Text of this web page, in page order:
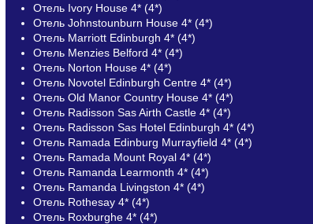
Отель Ivory House 4* (4*)
Отель Johnstounburn House 4* (4*)
Отель Marriott Edinburgh 4* (4*)
Отель Menzies Belford 4* (4*)
Отель Norton House 4* (4*)
Отель Novotel Edinburgh Centre 4* (4*)
Отель Old Manor Country House 4* (4*)
Отель Radisson Sas Airth Castle 4* (4*)
Отель Radisson Sas Hotel Edinburgh 4* (4*)
Отель Ramada Edinburg Murrayfield 4* (4*)
Отель Ramada Mount Royal 4* (4*)
Отель Ramanda Learmonth 4* (4*)
Отель Ramanda Livingston 4* (4*)
Отель Rothesay 4* (4*)
Отель Roxburghe 4* (4*)